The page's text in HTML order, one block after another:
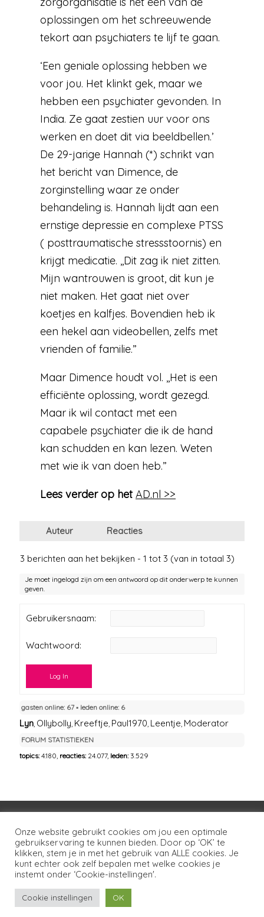
oplossingen om het schreeuwende
tekort aan psychiaters te lijf te gaan.
‘Een geniale oplossing hebben we
voor jou. Het klinkt gek, maar we
hebben een psychiater gevonden. In
India. Ze gaat zestien uur voor ons
werken en doet dit via beeldbellen.’
De 29-jarige Hannah (*) schrikt van
het bericht van Dimence, de
zorginstelling waar ze onder
behandeling is. Hannah lijdt aan een
ernstige depressie en complexe PTSS
( posttraumatische stressstoornis) en
krijgt medicatie. ,,Dit zag ik niet zitten.
Mijn wantrouwen is groot, dit kun je
niet maken. Het gaat niet over
koetjes en kalfjes. Bovendien heb ik
een hekel aan videobellen, zelfs met
vrienden of familie.”
Maar Dimence houdt vol. ,,Het is een
efficiënte oplossing, wordt gezegd.
Maar ik wil contact met een
capabele psychiater die ik de hand
kan schudden en kan lezen. Weten
met wie ik van doen heb.”
Lees verder op hetAD.nl >>
Auteur Reacties
3 berichten aan het bekijken - 1 tot 3 (van in totaal 3)
Je moet ingelogd zijn om een antwoord op dit onderwerp te kunnen
geven.
Gebruikersnaam:
Wachtwoord:
Log In
gasten online: 67 ▪︎ leden online: 6
Lyn Ollybolly Kreeftje Paul1970 Leentje Moderator
FORUM STATISTIEKEN
topics:4.180, reacties: 24.077, leden: 3.529
Voorwaarden Huisregels
Privacybeleid
Disclaimer
Over LSG Ons netwerk Contact
Copyright © 2026 Lotgenoten Seksueel Geweld
Onze website gebruikt cookies om jou een optimale
gebruikservaring te kunnen bieden. Door op ‘OK’ te
klikken, stem je in met het gebruik van ALLE cookies. Je
kunt echter ook zelf bepalen met welke cookies je
instemt onder ‘Cookie-instellingen'.
Cookie instellingen OK